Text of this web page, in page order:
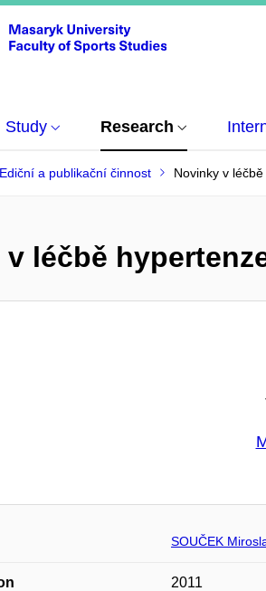
Study Research
Ediční a publikační činnost Novinky v
léčbě
SOUČEK
2011